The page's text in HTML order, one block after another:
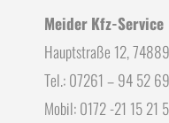
Meider Kfz-Service
Hauptstraße 12,
Tel.: 07261 – 94 52
Mobil: 0172 -21 15 21 5